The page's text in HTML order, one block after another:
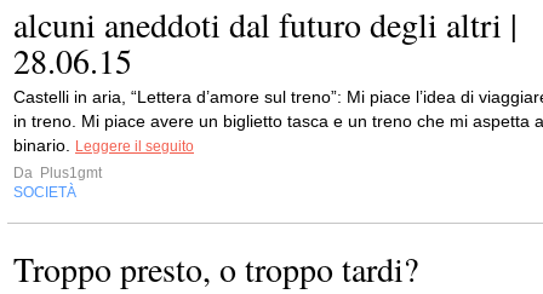
alcuni aneddoti dal futuro degli altri |
28.06.15
Castelli in aria, “Lettera d’amore sul treno”: Mi piace l’idea di
in treno. Mi piace avere un biglietto tasca e un treno che mi aspetta
binario.
Leggere il seguito
Da Plus1gmt
SOCIETÀ
Troppo presto, o troppo tardi?